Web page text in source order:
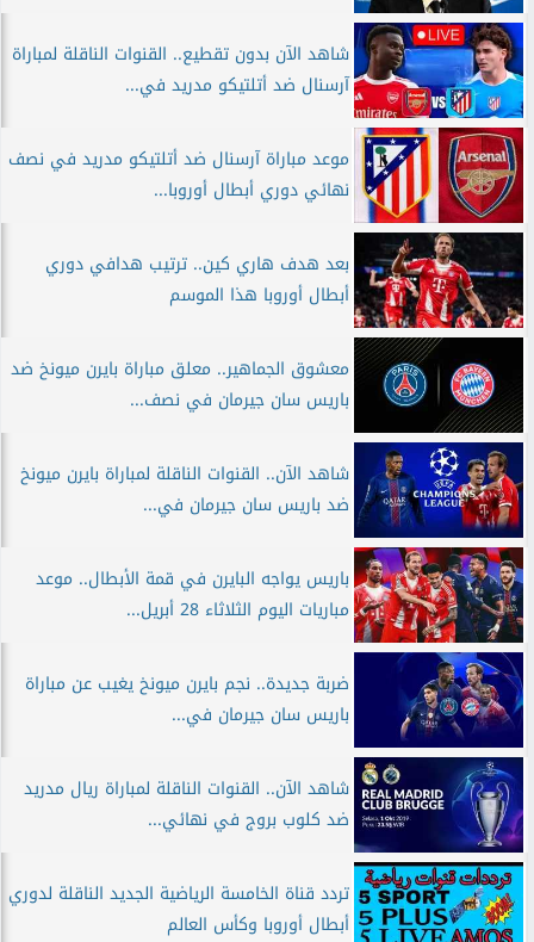
شاهد الآن بدون تقطيع.. القنوات الناقلة لمباراة
آرسنال ضد أتلتيكو مدريد في...
موعد مباراة آرسنال ضد أتلتيكو مدريد في نصف
نهائي دوري أبطال أوروبا...
بعد هدف هاري كين.. ترتيب هدافي دوري
أبطال أوروبا هذا الموسم
معشوق الجماهير.. معلق مباراة بايرن ميونخ ضد
باريس سان جيرمان في نصف...
شاهد الآن.. القنوات الناقلة لمباراة بايرن ميونخ
ضد باريس سان جيرمان في...
باريس يواجه البايرن في قمة الأبطال.. موعد
مباريات اليوم الثلاثاء 28 أبريل...
ضربة جديدة.. نجم بايرن ميونخ يغيب عن مباراة
باريس سان جيرمان في...
شاهد الآن.. القنوات الناقلة لمباراة ريال مدريد
ضد كلوب بروج في نهائي...
تردد قناة الخامسة الرياضية الجديد الناقلة لدوري
أبطال أوروبا وكأس العالم